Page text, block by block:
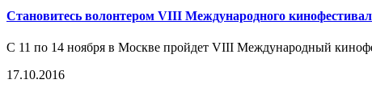
Становитесь волонтером VIII Международного
С 11 по 14 ноября в Москве пройдет VIII Международный
17.10.2016